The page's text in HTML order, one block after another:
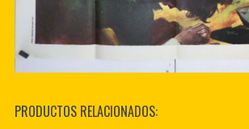
PRODUCTOS RELACIONADOS: